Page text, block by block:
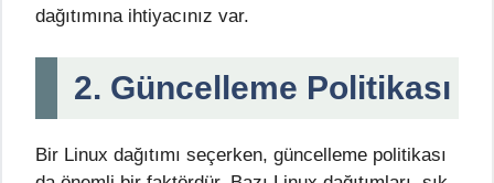
dağıtımına ihtiyacınız var.
2. Güncelleme Politikası
Bir Linux dağıtımı seçerken, güncelleme politikası